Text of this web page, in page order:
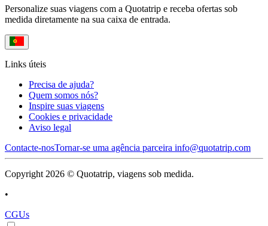
Personalize suas viagens com a Quotatrip e receba ofertas sob
medida diretamente na sua caixa de entrada.
Links úteis
Precisa de ajuda?
Quem somos nós?
Inspire suas viagens
Cookies e privacidade
Aviso legal
Contacte-nosTornar-se uma agência parceira info@quotatrip.com
Copyright 2026 © Quotatrip, viagens sob medida.
•
CGUs